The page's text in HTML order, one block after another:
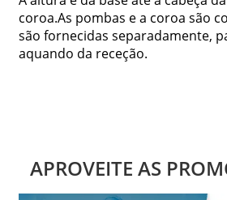
coroa.As pombas e a coroa são
são fornecidas separadamente,
aquando da receção.
APROVEITE AS